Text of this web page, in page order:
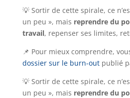
💡 Sortir de cette spirale, ce
un peu », mais reprendre du
travail, repenser ses limites,
📌 Pour mieux comprendre,
dossier sur le burn-outpublié
💡 Sortir de cette spirale, ce
un peu », mais reprendre du